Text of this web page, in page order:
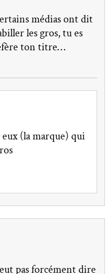
médias ont dit
les gros, tu es
ton titre…
eux (la marque) qui
pas forcément dire